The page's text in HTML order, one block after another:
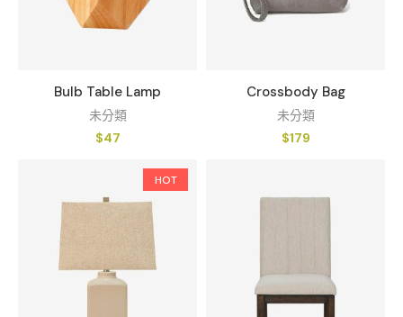
Bulb Table Lamp
未分類
$47
Crossbody Bag
未分類
$179
HOT